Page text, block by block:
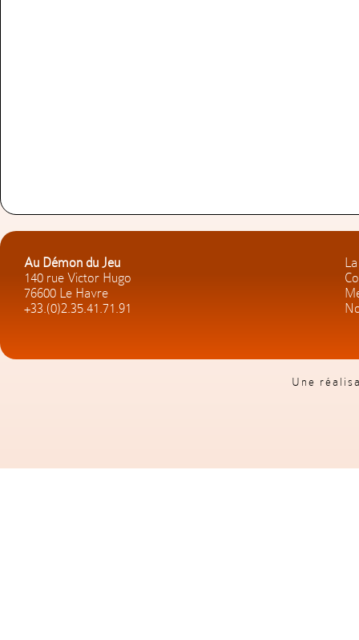
Au Démon du Jeu
140 rue Victor Hugo
76600 Le Havre
+33.(0)2.35.41.71.91
Une